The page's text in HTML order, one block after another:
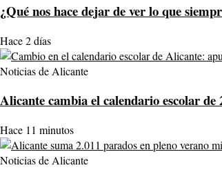
¿Qué nos hace dejar de ver lo que
Hace 2 días
Noticias de Alicante
Alicante cambia el calendario escolar de
Hace 11 minutos
Noticias de Alicante